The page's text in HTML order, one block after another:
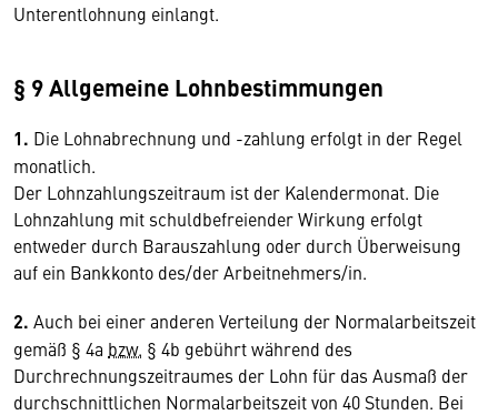
Unterentlohnung einlangt.
§ 9 Allgemeine Lohnbestimmungen
1. Die Lohnabrechnung und -zahlung erfolgt in der Regel
monatlich.
Der Lohnzahlungszeitraum ist der Kalendermonat. Die
Lohnzahlung mit schuldbefreiender Wirkung erfolgt
entweder durch Barauszahlung oder durch Überweisung
auf ein Bankkonto des/der Arbeitnehmers/in.
2. Auch bei einer anderen Verteilung der Normalarbeitszeit
gemäß § 4a bzw. § 4b gebührt während des
Durchrechnungszeitraumes der Lohn für das Ausmaß der
durchschnittlichen Normalarbeitszeit von 40 Stunden. Bei